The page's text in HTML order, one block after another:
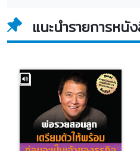
แนะนำรายการห